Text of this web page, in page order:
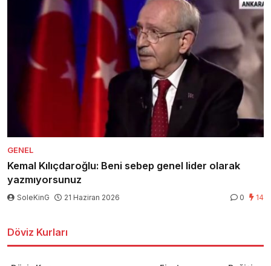
GENEL
Kemal Kılıçdaroğlu: Beni sebep genel lider olarak
yazmıyorsunuz
SoleKinG 21 Haziran 2026 0 14
Döviz Kurları